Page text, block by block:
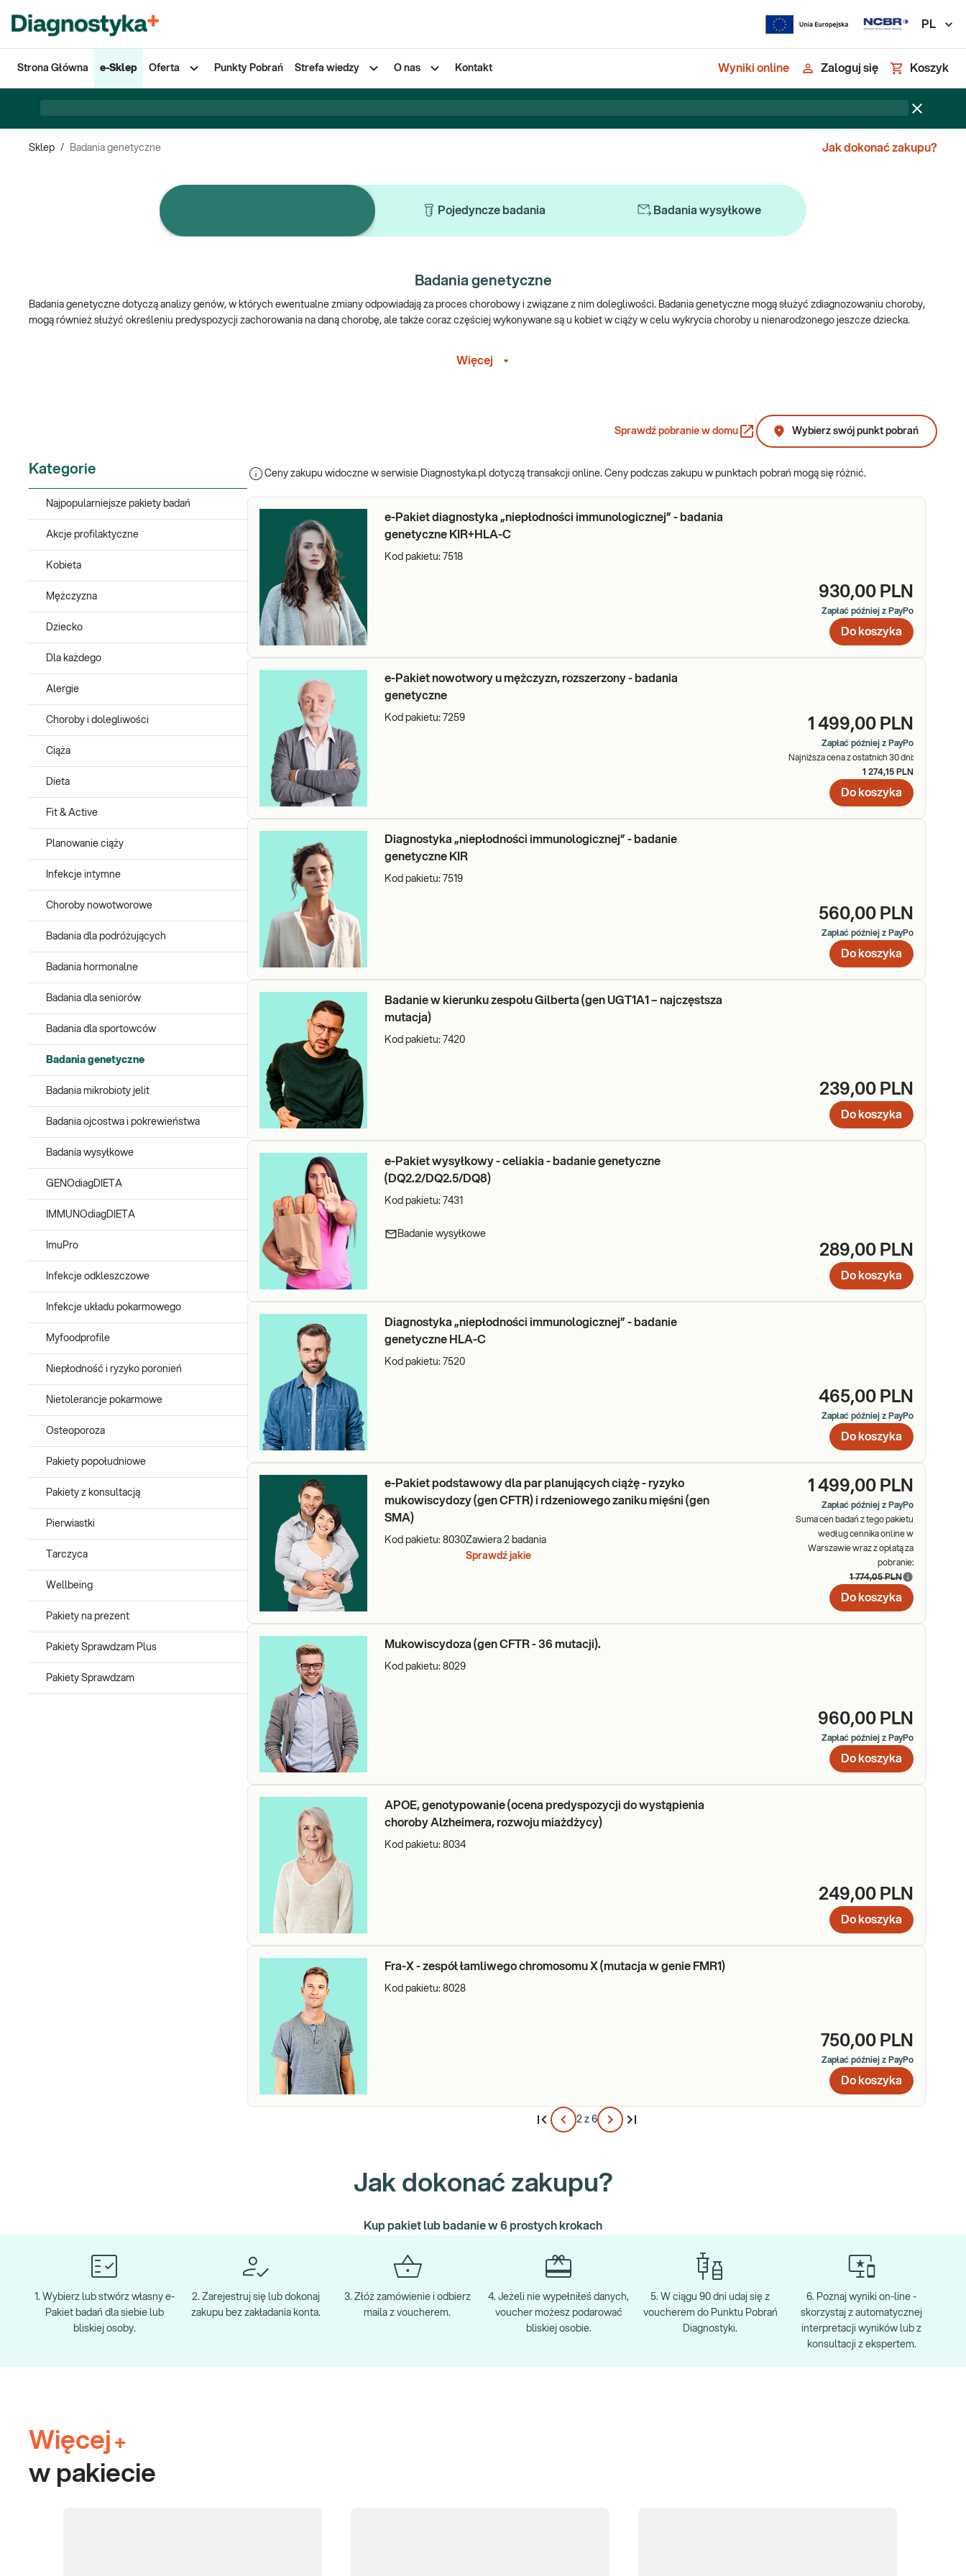
PL
Strona Główna e-Sklep Oferta Punkty Pobrań Strefa wiedzy O nas Kontakt Wyniki online Zaloguj się Koszyk
Sklep / Badania genetyczne Jak dokonać zakupu?
Pojedyncze badania Badania wysyłkowe
Badania genetyczne
Badania genetyczne dotyczą analizy genów, w których ewentualne zmiany odpowiadają za proces chorobowy i związane z nim dolegliwości. Badania genetyczne mogą służyć zdiagnozowaniu choroby,
mogą również służyć określeniu predyspozycji zachorowania na daną chorobę, ale także coraz częściej wykonywane są u kobiet w ciąży w celu wykrycia choroby u nienarodzonego jeszcze dziecka.
zespołu Gilberta czy hemochromatozy, badania dla kobiet w ciąży – służące wykluczeniu wad genetycznych u dziecka, badania dla par chcących powiększyć rodzinę, takie, które mają za zadanie określić
przyczynę nawracających poronień oraz wiele innych.
Na stronie https://konsultacje.diagnostyka.pl/ można odbyćkonsultację z genetykiem klinicznym
zyskuje możliwość kontaktu z wybranym lekarzem genetykiem przez telefon, czat lub wideo.
Więcej
Sprawdź pobranie w domu Wybierz swój punkt pobrań
Kategorie
Najpopularniejsze pakiety badań
Akcje profilaktyczne
Kobieta
Mężczyzna
Dziecko
Dla każdego
Alergie
Choroby i dolegliwości
Ciąża
Dieta
Fit & Active
Planowanie ciąży
Infekcje intymne
Choroby nowotworowe
Badania dla podróżujących
Badania hormonalne
Badania dla seniorów
Badania dla sportowców
Badania genetyczne
Badania mikrobioty jelit
Badania ojcostwa i pokrewieństwa
Badania wysyłkowe
GENOdiagDIETA
IMMUNOdiagDIETA
ImuPro
Infekcje odkleszczowe
Infekcje układu pokarmowego
Myfoodprofile
Niepłodność i ryzyko poronień
Nietolerancje pokarmowe
Osteoporoza
Pakiety popołudniowe
Pakiety z konsultacją
Pierwiastki
Tarczyca
Wellbeing
Pakiety na prezent
Pakiety Sprawdzam Plus
Pakiety Sprawdzam
Ceny zakupu widoczne w serwisie Diagnostyka.pl dotyczą transakcji online. Ceny podczas zakupu w punktach pobrań mogą się różnić.
e-Pakiet diagnostyka „niepłodności immunologicznej” - badania
genetyczne KIR+HLA-C
Kod pakietu: 7518
930,00 PLN
Zapłać później z PayPo
Do koszyka
e-Pakiet nowotwory u mężczyzn, rozszerzony - badania
genetyczne
Kod pakietu: 7259 1 499,00 PLN
Zapłać później z PayPo
Najniższa cena z ostatnich 30 dni:
1 274,15 PLN
Do koszyka
Diagnostyka „niepłodności immunologicznej” - badanie
genetyczne KIR
Kod pakietu: 7519
560,00 PLN
Zapłać później z PayPo
Do koszyka
Badanie w kierunku zespołu Gilberta (gen UGT1A1 – najczęstsza
mutacja)
Kod pakietu: 7420
239,00 PLN
Do koszyka
e-Pakiet wysyłkowy - celiakia - badanie genetyczne
(DQ2.2/DQ2.5/DQ8)
Kod pakietu: 7431
Badanie wysyłkowe
289,00 PLN
Do koszyka
Diagnostyka „niepłodności immunologicznej” - badanie
genetyczne HLA-C
Kod pakietu: 7520
465,00 PLN
Zapłać później z PayPo
Do koszyka
e-Pakiet podstawowy dla par planujących ciążę - ryzyko
mukowiscydozy (gen CFTR) i rdzeniowego zaniku mięśni (gen
SMA)
Kod pakietu: 8030Zawiera 2 badania
Sprawdź jakie
1 499,00 PLN
Zapłać później z PayPo
Suma cen badań z tego pakietu
według cennika online w
Warszawie wraz z opłatą za
pobranie:
1 774,05 PLN
Do koszyka
Mukowiscydoza (gen CFTR - 36 mutacji).
Kod pakietu: 8029
960,00 PLN
Zapłać później z PayPo
Do koszyka
APOE, genotypowanie (ocena predyspozycji do wystąpienia
choroby Alzheimera, rozwoju miażdżycy)
Kod pakietu: 8034
249,00 PLN
Do koszyka
Fra-X - zespół łamliwego chromosomu X (mutacja w genie FMR1)
Kod pakietu: 8028
750,00 PLN
Zapłać później z PayPo
Do koszyka
2 z 6
Jak dokonać zakupu?
Kup pakiet lub badanie w 6 prostych krokach
1. Wybierz lub stwórz własny e-
Pakiet badań dla siebie lub
bliskiej osoby.
2. Zarejestruj się lub dokonaj
zakupu bez zakładania konta.
3. Złóż zamówienie i odbierz
maila z voucherem.
4. Jeżeli nie wypełniłeś danych,
voucher możesz podarować
bliskiej osobie.
5. W ciągu 90 dni udaj się z
voucherem do Punktu Pobrań
Diagnostyki.
6. Poznaj wyniki on-line -
skorzystaj z automatycznej
interpretacji wyników lub z
konsultacji z ekspertem.
Więcej +
w pakiecie